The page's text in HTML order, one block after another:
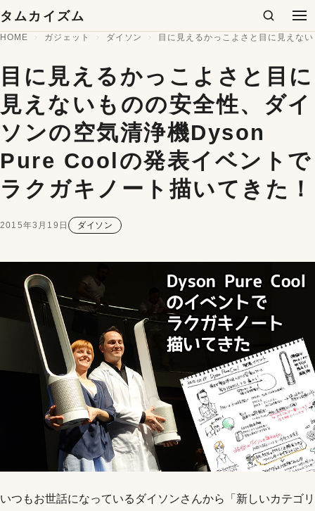
コンテンツへスキップ
タムカイズム 検索 メ
HOME ガジェット ダイソン 目に見えるかっこよさと目に見えな
目に見えるかっこよさと目に
見えないものの安全性、ダイ
ソンの空気清浄機Dyson
Pure Coolの発表イベントで
ラクガキノート描いてきた！
2015年3月19日 ダイソン
いつもお世話になっているダイソンさんから「新しいカテゴリ